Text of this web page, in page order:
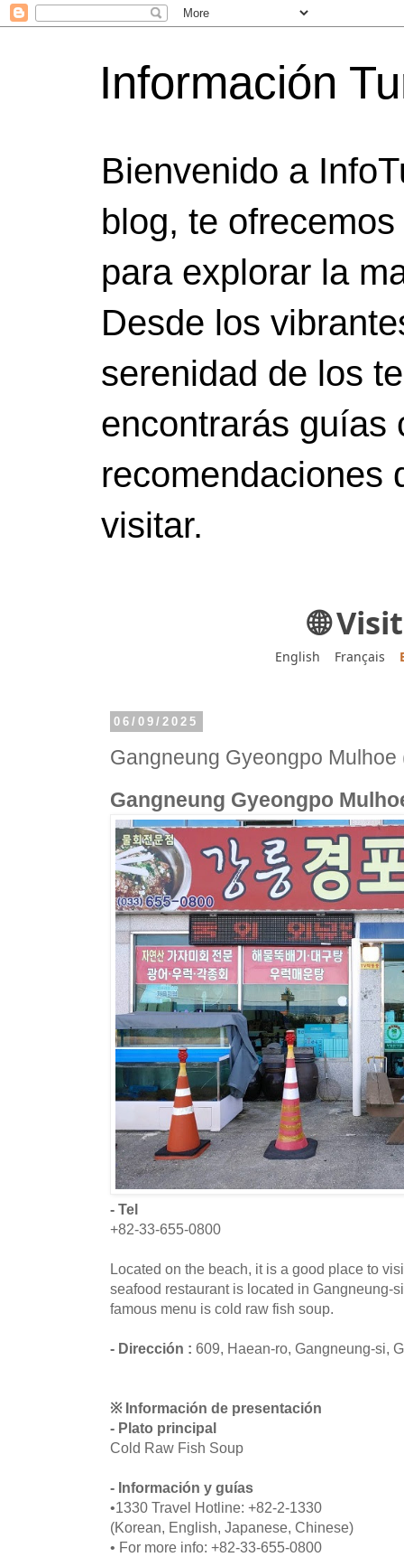
Información
Bienvenido a
blog, te
para explorar la
Desde los
serenidad de los
encontrarás guías
recomendaciones
visitar.
🌐
English Français
06/09/2025
Gangneung Gyeongpo Mulhoe
Gangneung Gyeongpo
- Tel
+82-33-655-0800
Located on the beach, it is a good place to
seafood restaurant is located in Gangneung-
famous menu is cold raw fish soup.
- Dirección : 609, Haean-ro, Gangneung-si,
※ Información de presentación
- Plato principal
Cold Raw Fish Soup
- Información y guías
•1330 Travel Hotline: +82-2-1330
(Korean, English, Japanese, Chinese)
• For more info: +82-33-655-0800